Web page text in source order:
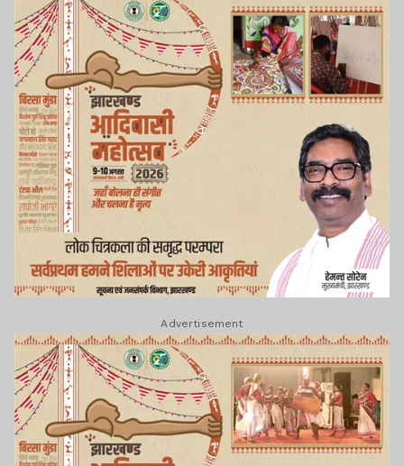
Advertisement